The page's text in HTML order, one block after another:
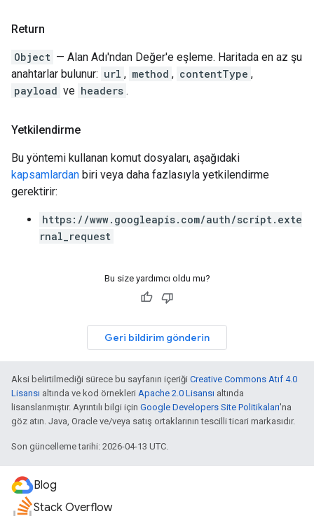
Return
Object — Alan Adı'ndan Değer'e eşleme. Haritada en az şu
anahtarlar bulunur: url , method , contentType ,
payload ve headers .
Yetkilendirme
Bu yöntemi kullanan komut dosyaları, aşağıdaki
kapsamlardan biri veya daha fazlasıyla yetkilendirme
gerektirir:
https://www.googleapis.com/auth/script.exte
rnal_request
Bu size yardımcı oldu mu?
Geri bildirim gönderin
Aksi belirtilmediği sürece bu sayfanın içeriği Creative Commons Atıf 4.0
Lisansı altında ve kod örnekleri Apache 2.0 Lisansı altında
lisanslanmıştır. Ayrıntılı bilgi için Google Developers Site Politikaları'na
göz atın. Java, Oracle ve/veya satış ortaklarının tescilli ticari markasıdır.
Son güncelleme tarihi: 2026-04-13 UTC.
Blog
Stack Overflow